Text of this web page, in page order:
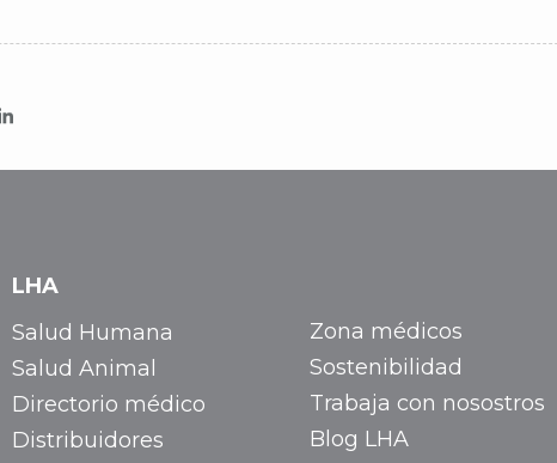
LHA
Salud Humana
Salud Animal
Directorio médico
Distribuidores
Zona médicos
Sostenibilidad
Trabaja con nosostros
Blog LHA